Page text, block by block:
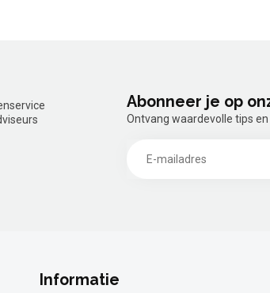
Abonneer je op
Ontvang waardevolle tips
Informatie